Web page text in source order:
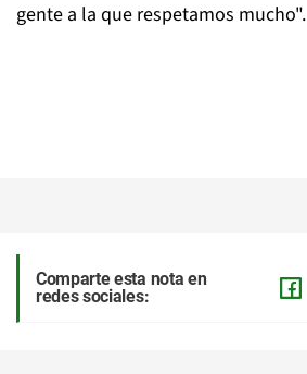
gente a la que respetamos mucho".
Comparte esta nota en
redes sociales: